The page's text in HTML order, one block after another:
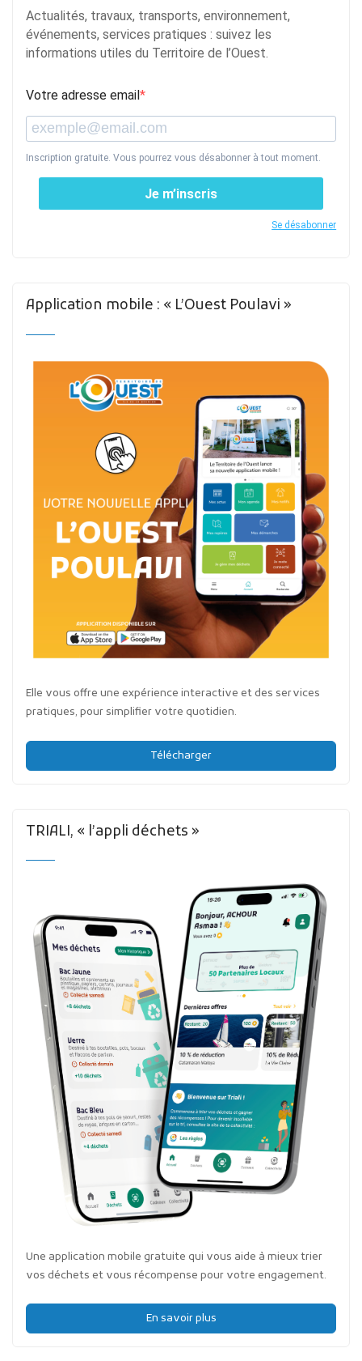
Actualités, travaux, transports, environnement,
événements, services pratiques : suivez les
informations utiles du Territoire de l’Ouest.
Votre adresse email
Inscription gratuite. Vous pourrez vous désabonner à tout moment.
Je m’inscris
Se désabonner
Application mobile : « L’Ouest Poulavi »
Elle vous offre une expérience interactive et des services
pratiques, pour simplifier votre quotidien.
Télécharger
TRIALI, « l’appli déchets »
Une application mobile gratuite qui vous aide à mieux trier
vos déchets et vous récompense pour votre engagement.
En savoir plus